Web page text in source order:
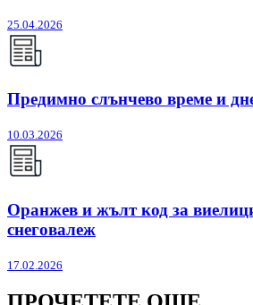
25.04.2026
Предимно слънчево време и
10.03.2026
Оранжев и жълт код за
снеговалеж
17.02.2026